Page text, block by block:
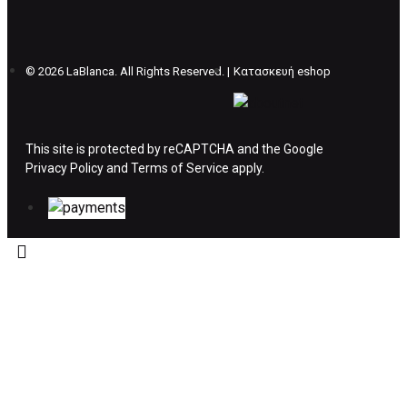
ΔΙΚΑΙΩΜΑ ΥΠΑΝΑΧΩΡΗΣΗΣ-ΕΠΙΣΤΡΟΦΗ
Η επιστροφή χρημάτων ακολουθείται στις
Το προϊόν θα πρέπει να βρίσκεται στην αρχική
© 2026 LaBlanca. All Rights Reserved. | Κατασκευή eshop
This site is protected by reCAPTCHA and the Google
Privacy Policyand Terms of Service apply.